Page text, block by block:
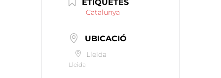
ETIQUETES
Catalunya
UBICACIÓ
Lleida
Lleida